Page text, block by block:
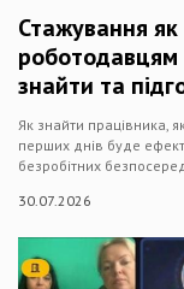
Стажування як
роботодавцям
знайти та
Як знайти працівника,
перших днів буде
безробітних
30.07.2026